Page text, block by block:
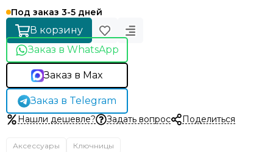
Под заказ 3-5 дней
В корзину
Заказ в WhatsApp
Заказ в Max
Заказ в Telegram
Нашли дешевле? Задать вопрос Поделиться
Аксессуары Ключницы